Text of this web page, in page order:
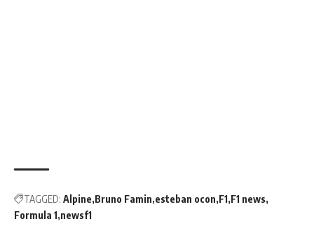
TAGGED: Alpine Bruno Famin esteban ocon F1 F1 news
Formula 1 newsf1